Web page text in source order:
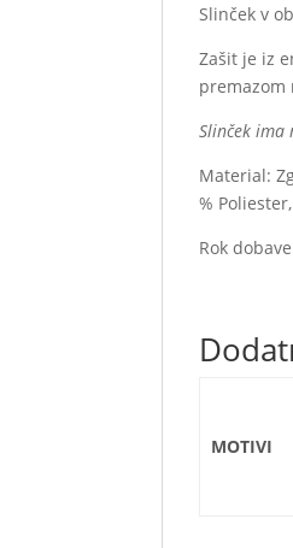
Slinček v
Zašit je iz
premazom
Slinček ima
Material:
%
Rok
MOTIVI